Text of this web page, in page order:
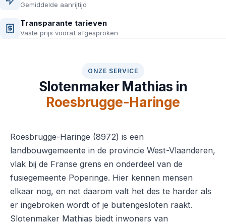
Gemiddelde aanrijtijd
Transparante tarieven
Vaste prijs vooraf afgesproken
ONZE SERVICE
Slotenmaker Mathias in
Roesbrugge-Haringe
Roesbrugge-Haringe (8972) is een
landbouwgemeente in de provincie West-Vlaanderen,
vlak bij de Franse grens en onderdeel van de
fusiegemeente Poperinge. Hier kennen mensen
elkaar nog, en net daarom valt het des te harder als
er ingebroken wordt of je buitengesloten raakt.
Slotenmaker Mathias biedt inwoners van